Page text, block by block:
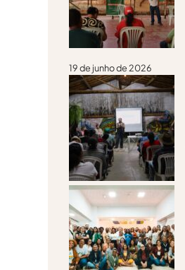
19 de junho de 2026